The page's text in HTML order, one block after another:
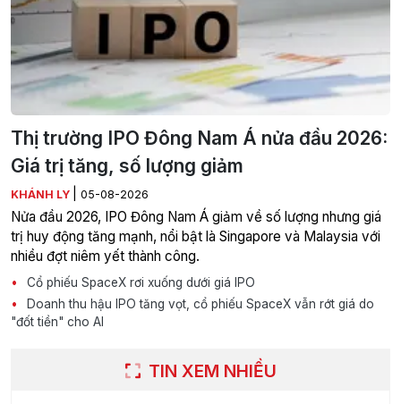
Thị trường IPO Đông Nam Á nửa đầu 2026:
Giá trị tăng, số lượng giảm
KHÁNH LY 05-08-2026
Nửa đầu 2026, IPO Đông Nam Á giảm về số lượng nhưng giá
trị huy động tăng mạnh, nổi bật là Singapore và Malaysia với
nhiều đợt niêm yết thành công.
Cổ phiếu SpaceX rơi xuống dưới giá IPO
Doanh thu hậu IPO tăng vọt, cổ phiếu SpaceX vẫn rớt giá do
"đốt tiền" cho AI
TIN XEM NHIỀU